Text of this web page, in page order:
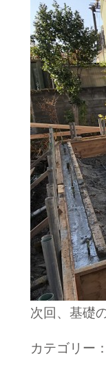
次回、基礎
カテゴリー